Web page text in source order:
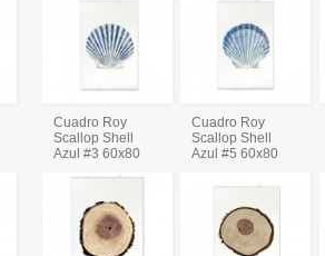
Cuadro Roy
Scallop Shell
Azul #3 60x80
Cuadro Roy
Scallop Shell
Azul #5 60x80